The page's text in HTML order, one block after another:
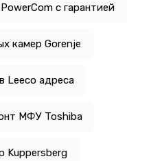
с гарантией
камер Gorenje
Leeco адреса
МФУ Toshiba
Kuppersberg